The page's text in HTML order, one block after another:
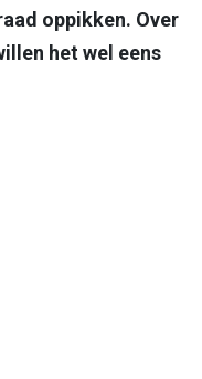
oppikken. Over
het wel eens